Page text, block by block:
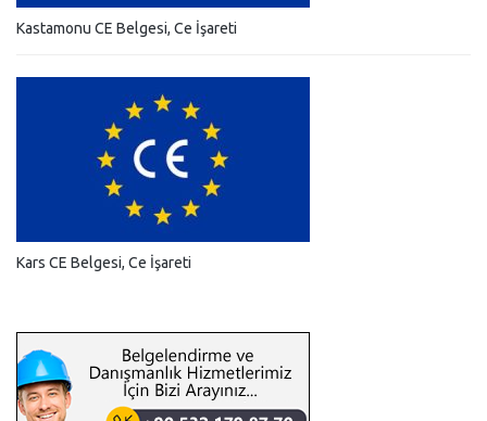
Kastamonu CE Belgesi, Ce İşareti
Kars CE Belgesi, Ce İşareti